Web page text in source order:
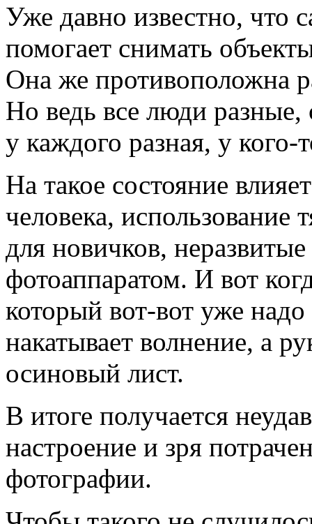
Уже давно известно, что
помогает снимать
Она же противоположна
Но ведь все люди разные,
у каждого разная, у
На такое состояние
человека, использование
для новичков,
фотоаппаратом. И вот
который вот-вот уже
накатывает волнение, а
осиновый лист.
В итоге получается
настроение и зря
фотографии.